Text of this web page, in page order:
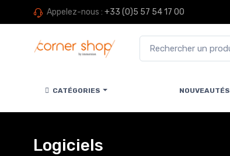
Appelez-nous : +33 (0)5 57 54 17 00
CATÉGORIES NOUVEAUTÉS
Logiciels